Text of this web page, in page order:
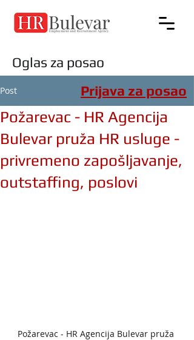
Oglas za posao
Post
Požarevac - HR Agencija
Bulevar pruža HR usluge -
privremeno zapošljavanje,
outstaffing, poslovi
Požarevac - HR Agencija Bulevar pruža
Prijava za posao